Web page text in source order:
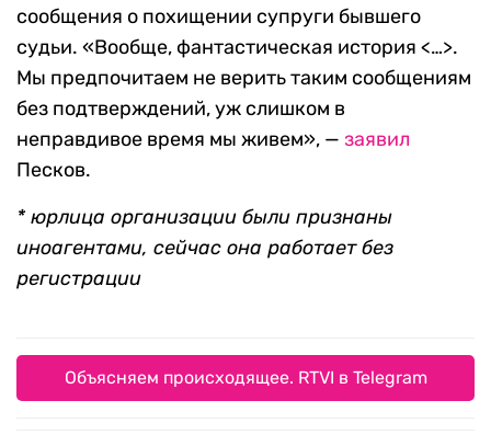
сообщения о похищении супруги бывшего
судьи. «Вообще, фантастическая история <…>.
Мы предпочитаем не верить таким сообщениям
без подтверждений, уж слишком в
неправдивое время мы живем», — заявил
Песков.
* юрлица организации были признаны
иноагентами, сейчас она работает без
регистрации
Объясняем происходящее. RTVI в Telegram